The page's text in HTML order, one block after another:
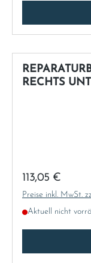
RECHTS
Regulärer Preis:
113,05 €
Preise inkl. MwSt.
Aktuell nicht